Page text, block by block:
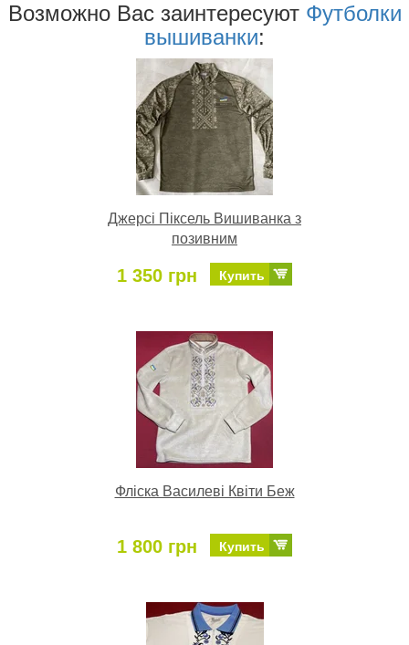
Возможно Ваc заинтересуют Футболки
вышиванки:
Джерсі Піксель Вишиванка з
позивним
1 350 грн Купить
Фліска Василеві Квіти Беж
1 800 грн Купить